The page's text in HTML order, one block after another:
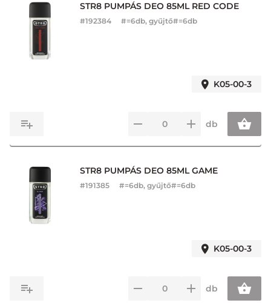
STR8 PUMPÁS DEO 85ML RED CODE
#192384 #=6db, gyűjtő#=6db
K05-00-3
db
STR8 PUMPÁS DEO 85ML GAME
#191385 #=6db, gyűjtő#=6db
K05-00-3
db